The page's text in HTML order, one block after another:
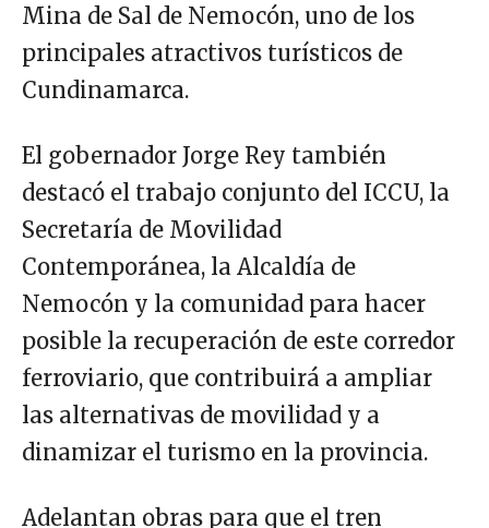
Mina de Sal de Nemocón, uno de los
principales atractivos turísticos de
Cundinamarca.
El gobernador Jorge Rey también
destacó el trabajo conjunto del ICCU, la
Secretaría de Movilidad
Contemporánea, la Alcaldía de
Nemocón y la comunidad para hacer
posible la recuperación de este corredor
ferroviario, que contribuirá a ampliar
las alternativas de movilidad y a
dinamizar el turismo en la provincia.
Adelantan obras para que el tren